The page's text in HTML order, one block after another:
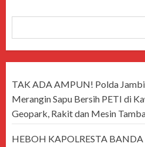
TAK ADA AMPUN! Polda
Merangin Sapu Bersih PETI di
Geopark, Rakit dan Mesin
HEBOH KAPOLRESTA